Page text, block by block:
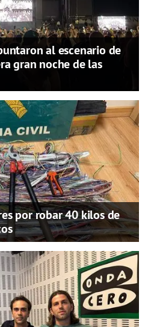
al escenario de
gran noche de las
por robar 40 kilos de